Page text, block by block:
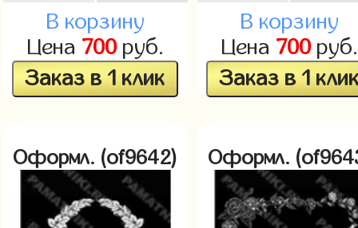
В корзину
Цена 700руб.
Заказ в 1 клик
В корзину
Цена 700руб.
Заказ в 1
Оформл. (of9642) Оформл.